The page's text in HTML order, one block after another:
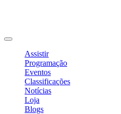
Assistir
Programação
Eventos
Classificações
Notícias
Loja
Blogs